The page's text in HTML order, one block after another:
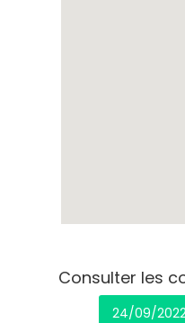
Consulter les
24/09/